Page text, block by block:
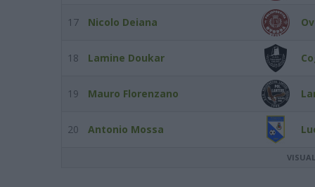
17 Nicolo Deiana
18 Lamine Doukar
19 Mauro Florenzano
20 Antonio Mossa